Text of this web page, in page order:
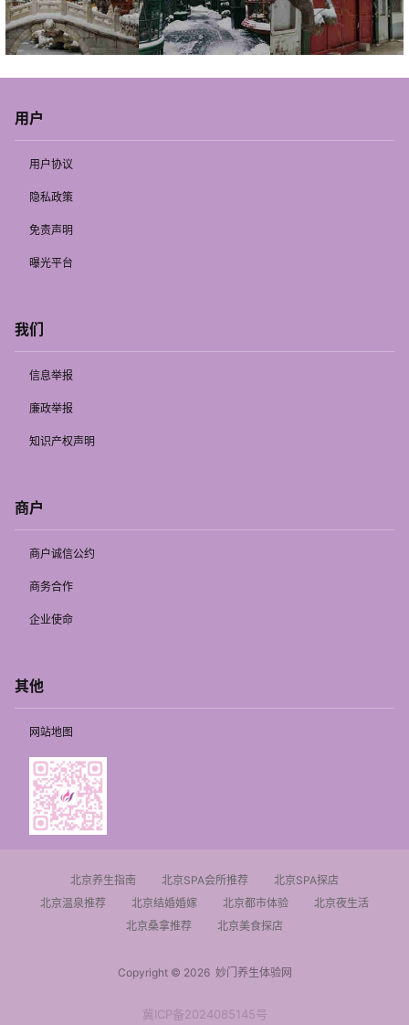
用户
用户协议
隐私政策
免责声明
曝光平台
我们
信息举报
廉政举报
知识产权声明
商户
商户诚信公约
商务合作
企业使命
其他
网站地图
北京养生指南 北京SPA会所推荐
北京SPA探店
北京温泉推荐
北京结婚婚嫁 北京都市体验
北京夜生活
北京桑拿推荐
北京美食探店
Copyright © 2026妙门养生体验网
冀ICP备2024085145号